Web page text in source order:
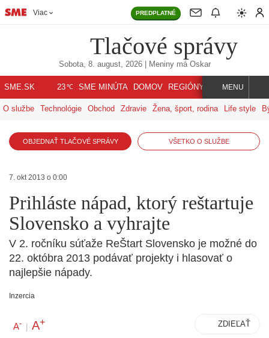
Viac PREDPLATNÉ
Tlačové správy
Sobota, 8. august, 2026| Meniny má Oskar
SME.SK 23℃ SME MINÚTA DOMOV REGIÓNY INDEX SVET
MENU
O službe Technológie Obchod Zdravie Žena, šport, rodina Life style
OBJEDNAŤ TLAČOVÉ SPRÁVY VŠETKO O SLUŽBE
7. okt 2013 o 0:00
Prihláste nápad, ktorý reštartuje
Slovensko a vyhrajte
V 2. ročníku súťaže ReŠtart Slovensko je možné do
22. októbra 2013 podávať projekty i hlasovať o
najlepšie nápady.
Inzercia
A- | A+ ZDIEĽAŤ